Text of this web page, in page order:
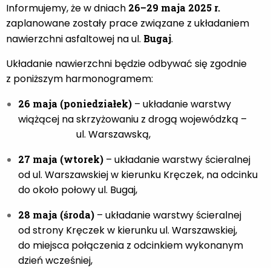
Informujemy, że w dniach 26–29 maja 2025 r.
zaplanowane zostały prace związane z układaniem
nawierzchni asfaltowej na ul. Bugaj.
Układanie nawierzchni będzie odbywać się zgodnie
z poniższym harmonogramem:
26 maja (poniedziałek) – układanie warstwy
wiążącej na skrzyżowaniu z drogą wojewódzką –
ul. Warszawską,
27 maja (wtorek) – układanie warstwy ścieralnej
od ul. Warszawskiej w kierunku Kręczek, na odcinku
do około połowy ul. Bugaj,
28 maja (środa) – układanie warstwy ścieralnej
od strony Kręczek w kierunku ul. Warszawskiej,
do miejsca połączenia z odcinkiem wykonanym
dzień wcześniej,